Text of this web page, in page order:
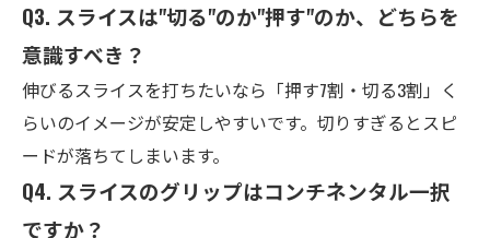
Q3. スライスは"切る"のか"押す"のか、どちらを
意識すべき？
伸びるスライスを打ちたいなら「押す7割・切る3割」く
らいのイメージが安定しやすいです。切りすぎるとスピ
ードが落ちてしまいます。
Q4. スライスのグリップはコンチネンタル一択
ですか？